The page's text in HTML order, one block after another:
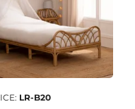
LR-B20